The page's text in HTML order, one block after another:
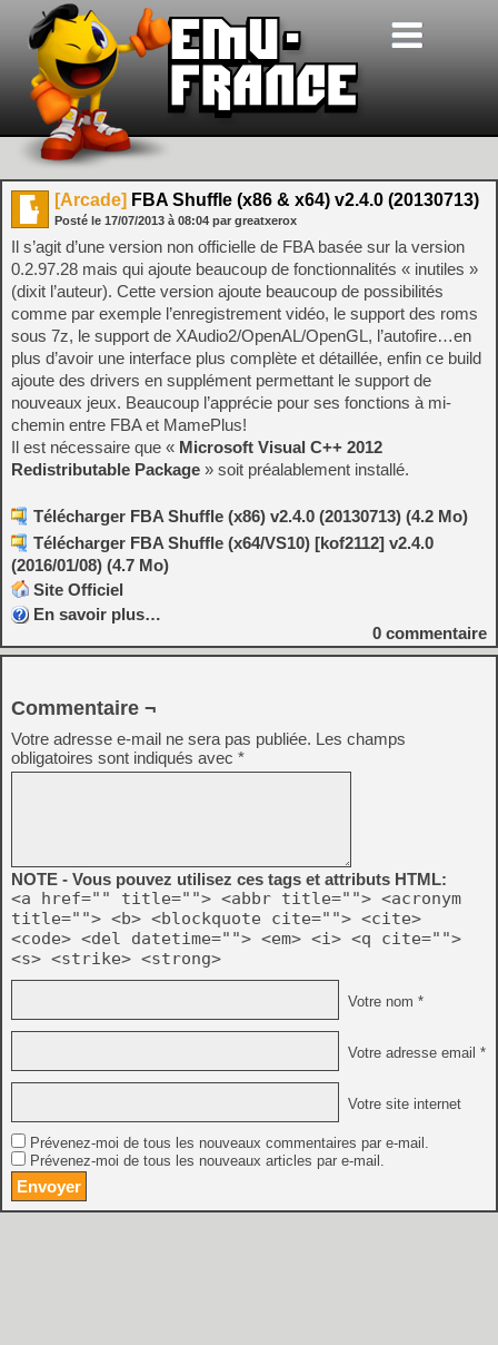
[Arcade] FBA Shuffle (x86 & x64) v2.4.0 (20130713)
Posté le 17/07/2013 à 08:04 par greatxerox
Il s’agit d’une version non officielle de FBA basée sur la version
0.2.97.28 mais qui ajoute beaucoup de fonctionnalités « inutiles »
(dixit l’auteur). Cette version ajoute beaucoup de possibilités
comme par exemple l’enregistrement vidéo, le support des roms
sous 7z, le support de XAudio2/OpenAL/OpenGL, l’autofire…en
plus d’avoir une interface plus complète et détaillée, enfin ce build
ajoute des drivers en supplément permettant le support de
nouveaux jeux. Beaucoup l’apprécie pour ses fonctions à mi-
chemin entre FBA et MamePlus!
Il est nécessaire que « Microsoft Visual C++ 2012
Redistributable Package » soit préalablement installé.
Télécharger FBA Shuffle (x86) v2.4.0 (20130713) (4.2 Mo)
Télécharger FBA Shuffle (x64/VS10) [kof2112] v2.4.0
(2016/01/08) (4.7 Mo)
Site Officiel
En savoir plus…
0 commentaire
Commentaire ¬
Votre adresse e-mail ne sera pas publiée. Les champs
obligatoires sont indiqués avec *
NOTE - Vous pouvez utilisez ces tags et attributs HTML:
<a href="" title=""> <abbr title=""> <acronym
title=""> <b> <blockquote cite=""> <cite>
<code> <del datetime=""> <em> <i> <q cite="">
<s> <strike> <strong>
Votre nom *
Votre adresse email *
Votre site internet
Prévenez-moi de tous les nouveaux commentaires par e-mail.
Prévenez-moi de tous les nouveaux articles par e-mail.